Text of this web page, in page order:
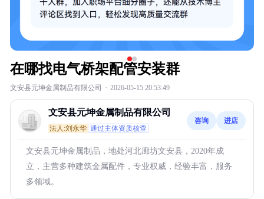
在哪找电气桥架配管安装群
文安县元坤金属制品有限公司 · 2026-05-15 20:53:49
文安县元坤金属制品有限公司
法人:刘永华 通过主体资质核查
咨询 进店
文安县元坤金属制品，地处河北廊坊文安县，2020年成
立，主营多种建筑金属配件，专业权威，经验丰富，服务
多领域。